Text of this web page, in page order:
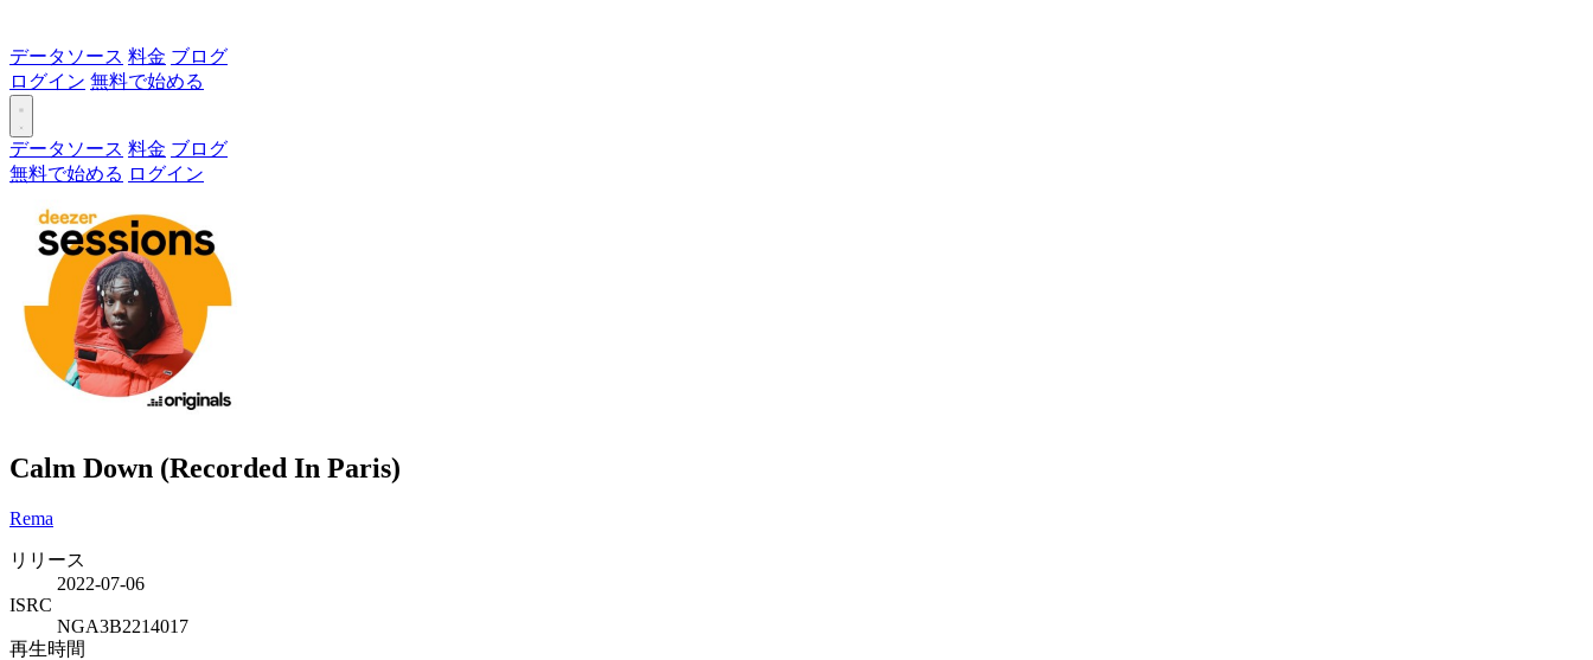
データソース 料金 ブログ
ログイン 無料で始める
データソース 料金 ブログ
無料で始める ログイン
Calm Down (Recorded In Paris)
Rema
リリース
2022-07-06
ISRC
NGA3B2214017
再生時間